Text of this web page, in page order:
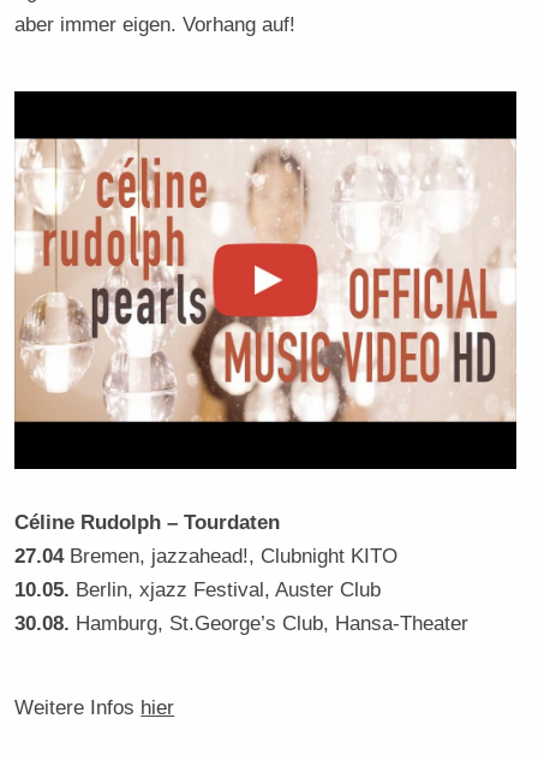
aber immer eigen. Vorhang auf!
Céline Rudolph – Tourdaten
27.04Bremen, jazzahead!, Clubnight KITO
10.05. Berlin, xjazz Festival, Auster Club
30.08. Hamburg, St.George’s Club, Hansa-Theater
Weitere Infos hier